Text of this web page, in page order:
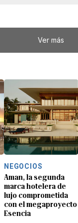
Ver más
NEGOCIOS
Aman, la segunda
marca hotelera de
lujo comprometida
con el megaproyecto
Esencia